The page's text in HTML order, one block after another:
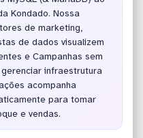
Kondado. Nossa
de marketing,
de dados visualizem
e Campanhas sem
infraestrutura
acompanha
para tomar
e vendas.